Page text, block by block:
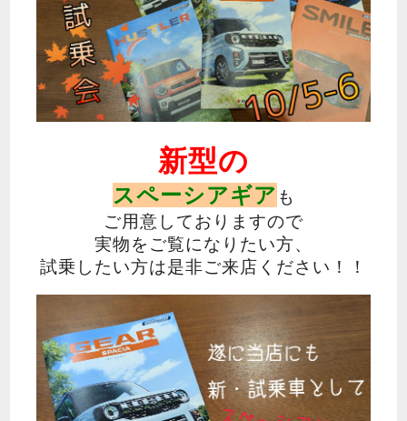
新型の
スペーシアギア も
ご用意しておりますので
実物をご覧になりたい方、
試乗したい方は是非ご来店ください！！